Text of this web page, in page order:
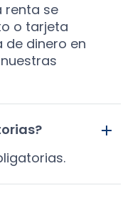
renta se
o tarjeta
de dinero en